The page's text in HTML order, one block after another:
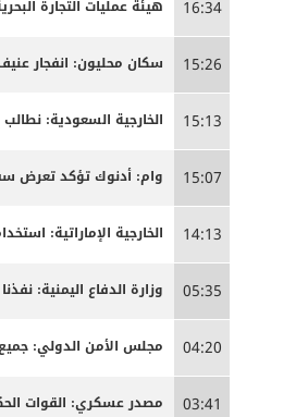
16:34 هيئة عمليات التجارة
15:26 سكان محليون: انفجار
15:13 الخارجية السعودية:
15:07 وام: أدنوك تؤكد تعرض
14:13 الخارجية الإماراتية:
05:35 وزارة الدفاع اليمنية:
04:20 مجلس الأمن الدولي: جميع
03:41 مصدر عسكري: القوات